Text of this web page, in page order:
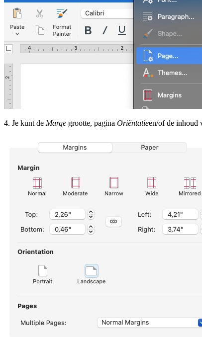
4. Je kunt de Marge grootte, pagina Oriëntatieen/of de inhoud